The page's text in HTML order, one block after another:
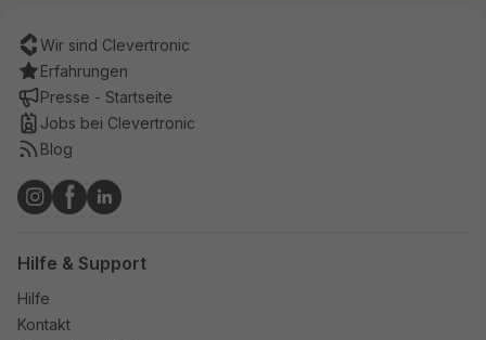
Wir sind Clevertronic
Erfahrungen
Presse - Startseite
Jobs bei Clevertronic
Blog
Hilfe & Support
Hilfe
Kontakt